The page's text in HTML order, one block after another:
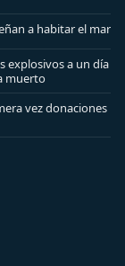
a habitar el mar
explosivos a un día
muerto
vez donaciones